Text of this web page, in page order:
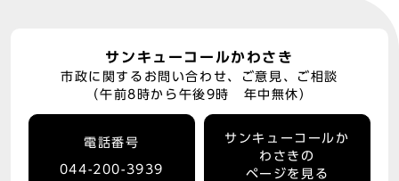
サンキューコールかわさき
市政に関するお問い合わせ、ご意見、ご相談
（午前8時から午後9時 年中無休）
電話番号
044-200-3939
サンキューコールか
わさきの
ページを見る